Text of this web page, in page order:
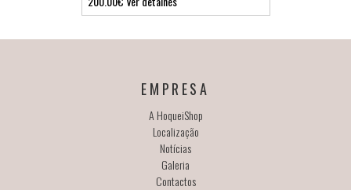
EMPRESA
A HoqueiShop
Localização
Notícias
Galeria
Contactos